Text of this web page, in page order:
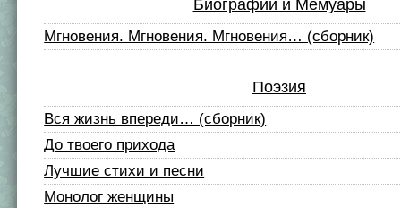
Биографии и Мемуары
Мгновения. Мгновения. Мгновения… (сборник)
Поэзия
Вся жизнь впереди… (сборник)
До твоего прихода
Лучшие стихи и песни
Монолог женщины